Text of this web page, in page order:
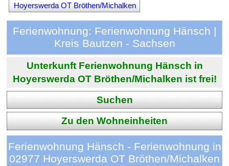
Hoyerswerda OT Bröthen/Michalken
Ferienwohnung: Ferienwohnung Hänsch |
Kreis Bautzen - Sachsen
Unterkunft Ferienwohnung Hänsch in
Hoyerswerda OT Bröthen/Michalken ist frei!
Suchen
Zu den Wohneinheiten
Ferienwohnung Hänsch - Ferienwohnung in
02977 Hoyerswerda OT Bröthen/Michalken